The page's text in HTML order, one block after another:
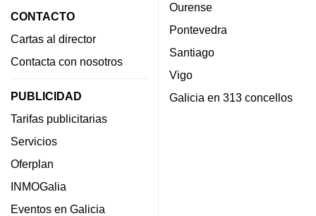
CONTACTO
Cartas al director
Contacta con nosotros
PUBLICIDAD
Tarifas publicitarias
Servicios
Oferplan
INMOGalia
Eventos en Galicia
Ourense
Pontevedra
Santiago
Vigo
Galicia en 313 concellos